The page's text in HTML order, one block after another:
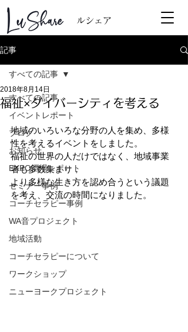
ルシェア
記事
すべての記事
イベントレポート
ブログ
お知らせ
EXPO酒場レポート
セミナー事例
コーチセラピー事例
WA音プロジェクト
地域活動
コーチセラピーについて
ワークショップ
ニューヨークプロジェクト
すべての記事
福祉×ダイバーシティを考える
2018年8月14日
地域のいろいろな分野の人を集め、多様
性を考えるイベントをしました。
福祉の世界の人だけではなく、地域事業
者も多数集まり，
より多様な生き方を認め合うという議題
を考え、交流の時間になりました。